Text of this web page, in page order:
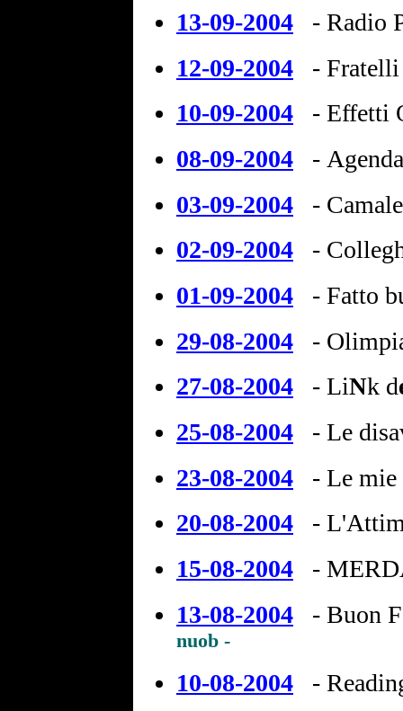
13-09-2004
- Radio
12-09-2004
-
10-09-2004
- Effetti
08-09-2004
-
03-09-2004
-
02-09-2004
-
01-09-2004
- Fatto
29-08-2004
-
27-08-2004
- LiNk d
25-08-2004 - Le
23-08-2004
- Le mie
20-08-2004
-
15-08-2004
-
13-08-2004
- Buon
nuob -
10-08-2004
-